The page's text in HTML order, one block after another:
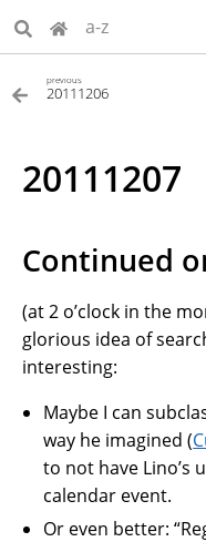
a-z
previous
20111206
20111207
Continued
(at 2 o’clock in the
glorious idea of
interesting:
Maybe I can
way he imagined (
to not have Lino’s
calendar event.
Or even better: